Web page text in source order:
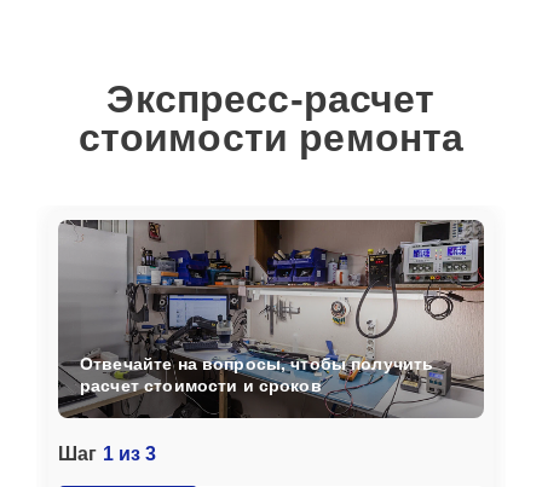
Экспресс-расчет
стоимости ремонта
Шаг 1 из 3
Отвечайте на вопросы, чтобы получить
расчет стоимости и сроков